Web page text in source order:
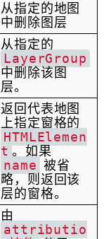
从指定的地图
中删除图层
从指定的
LayerGroup
中删除该图
层。
返回代表地图
上指定窗格的
HTMLElemen
t 。如果
name 被省
略，则返回该
层的窗格。
由
attributio